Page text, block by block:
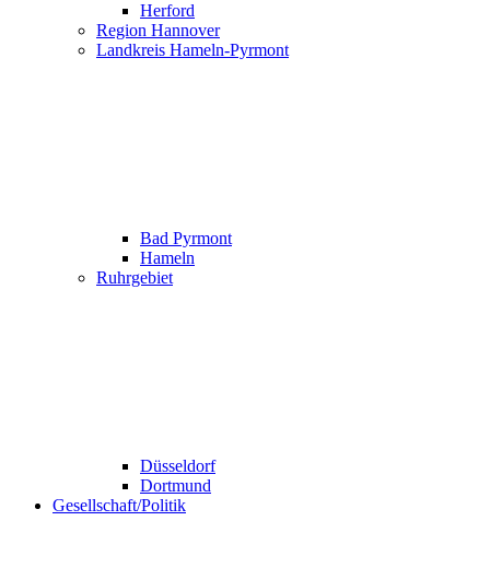
Herford
Region Hannover
Landkreis Hameln-Pyrmont
Bad Pyrmont
Hameln
Ruhrgebiet
Düsseldorf
Dortmund
Gesellschaft/Politik